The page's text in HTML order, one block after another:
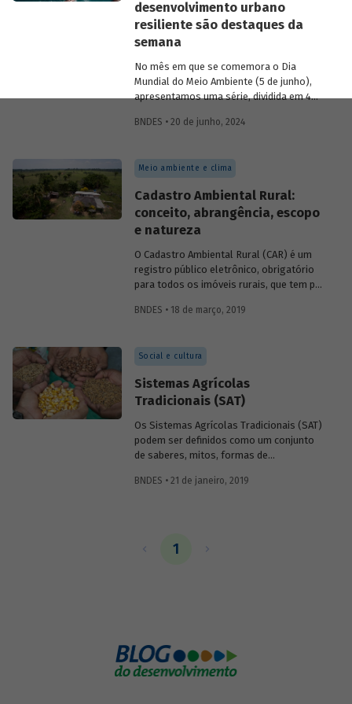
desenvolvimento urbano
resiliente são destaques da
semana
No mês em que se comemora o Dia
Mundial do Meio Ambiente (5 de junho),
apresentamos uma série, dividida em 4
BNDES relacionadas ao tema. Os
rural com geração de renda e trabalho e
desenvolvimento urbano resiliente.
BNDES • 20 de junho, 2024
Meio ambiente e clima
Cadastro Ambiental Rural:
conceito, abrangência, escopo
e natureza
O Cadastro Ambiental Rural (CAR) é um
registro público eletrônico, obrigatório
para todos os imóveis rurais, que tem por
ambientais referentes à situação das
e dos remanescentes de vegetação
nativa, das áreas de uso restrito e das
áreas consolidadas das propriedades e
posses rurais do país.
BNDES • 18 de março, 2019
Social e cultura
Sistemas Agrícolas
Tradicionais (SAT)
Os Sistemas Agrícolas Tradicionais (SAT)
podem ser definidos como um conjunto
de saberes, mitos, formas de
técnicas/artefatos e outras
de produção e reprodução dos vários
assim, ser reconhecidas como patrimônio
cultural imaterial brasileiro.
BNDES • 21 de janeiro, 2019
1